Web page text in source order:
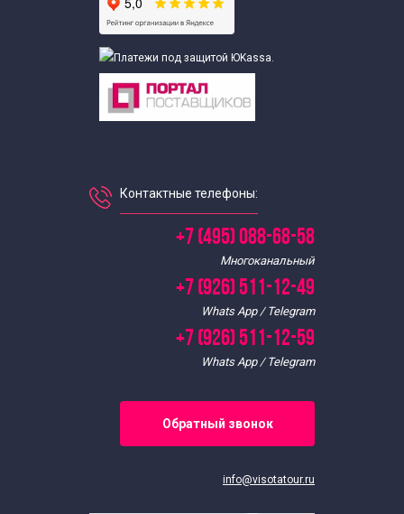
Контактные телефоны:
+7 (495) 088-68-58
Многоканальный
+7 (926) 511-12-49
Whats App / Telegram
+7 (926) 511-12-59
Whats App / Telegram
Обратный звонок
info@visotatour.ru